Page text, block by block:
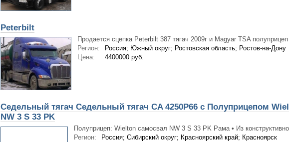
Peterbilt
Продается сцепка Peterbilt 387 тягач 2009г и Magyar TSA полуприцеп
Регион:
Россия; Южный округ; Ростовская область; Ростов-на-Дону
Цена:
4400000 руб.
Седельный тягач Седельный тягач CA 4250P66 с Полуприцепом
NW 3 S 33 PK
Полуприцеп: Wielton самосвал NW 3 S 33 PK Рама • Из
Регион:
Россия; Сибирский округ; Красноярский край; Красноярск